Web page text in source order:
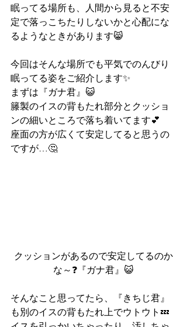
眠ってる場所も、人間から見ると不安
定で落っこちたりしないかと心配にな
るようなときがあります😸
今回はそんな場所でも平気でのんびり
眠ってる姿をご紹介します✨
まずは『ガナ君』😺
籐製のイスの背もたれ部分とクッショ
ンの細いところで落ち着いてます💕
座面の方が広くて安定してると思うの
ですが…🤔
クッションがあるので安定してるのか
な～❓『ガナ君』😺
そんなこと思ってたら、『きちじ君』
も別のイスの背もたれ上でウトウト💤